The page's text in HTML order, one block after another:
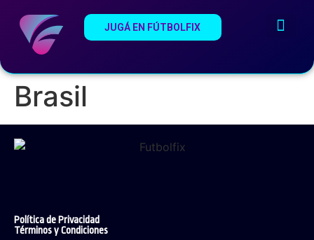
JUGÁ EN FÚTBOLFIX
Brasil
Política de Privacidad
Términos y Condiciones